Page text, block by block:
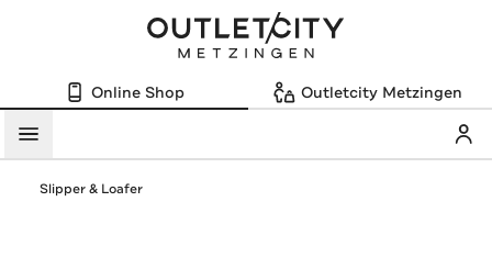
Online Shop Outletcity Metzingen
Menü
Slipper & Loafer